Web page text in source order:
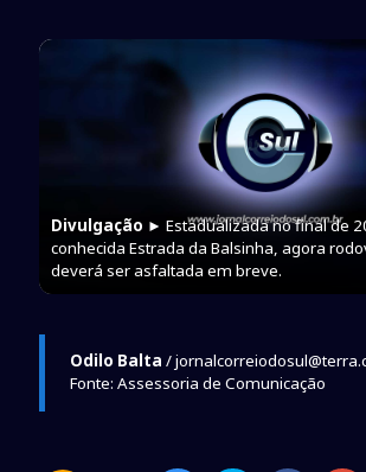
Divulgação ► Estadualizada no final de
conhecida Estrada da Balsinha, agora
deverá ser asfaltada em breve.
Odilo Balta /
Fonte: Assessoria de Comunicação